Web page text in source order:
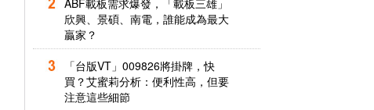
ABF載板需求爆發，「載板三雄」
欣興、景碩、南電，誰能成為最大
贏家？
「台版VT」009826將掛牌，快
買？艾蜜莉分析：便利性高，但要
注意這些細節